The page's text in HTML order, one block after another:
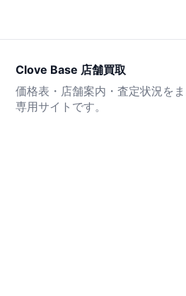
Clove Base 店舗買取
価格表・店舗案内・査定状況を
専用サイトです。